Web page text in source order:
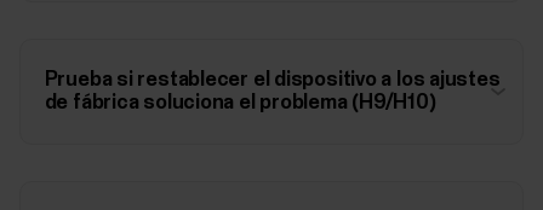
Prueba si restablecer el dispositivo a los ajustes
de fábrica soluciona el problema (H9/H10)